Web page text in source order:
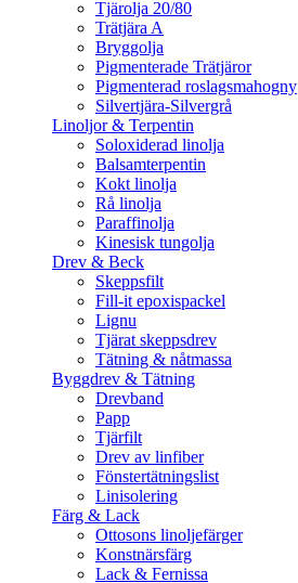
Tjärolja 20/80
Trätjära A
Bryggolja
Pigmenterade Trätjäror
Pigmenterad roslagsmahogny
Silvertjära-Silvergrå
Linoljor & Terpentin
Soloxiderad linolja
Balsamterpentin
Kokt linolja
Rå linolja
Paraffinolja
Kinesisk tungolja
Drev & Beck
Skeppsfilt
Fill-it epoxispackel
Lignu
Tjärat skeppsdrev
Tätning & nåtmassa
Byggdrev & Tätning
Drevband
Papp
Tjärfilt
Drev av linfiber
Fönstertätningslist
Linisolering
Färg & Lack
Ottosons linoljefärger
Konstnärsfärg
Lack & Fernissa